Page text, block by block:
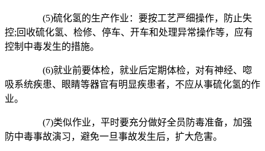
(5)硫化氢的生产作业：要按工艺严细操作，防止失
控;回收硫化氢、检修、停车、开车和处理异常操作等，应有
控制中毒发生的措施。
(6)就业前要体检，就业后定期体检，对有神经、唿
吸系统疾患、眼睛等器官有明显疾患者，不应从事硫化氢的作
业。
(7)类似作业，平时要充分做好全员防毒准备，加强
防中毒事故演习，避免一旦事故发生后，扩大危害。